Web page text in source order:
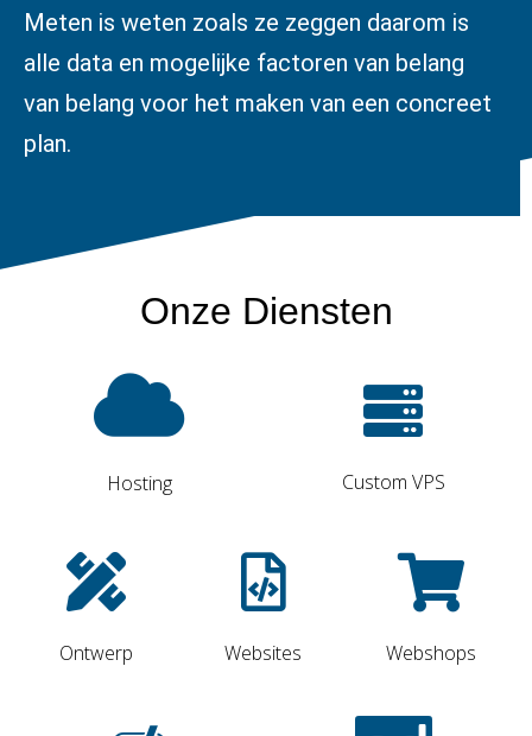
Meten is weten zoals ze zeggen daarom is
alle data en mogelijke factoren van belang
van belang voor het maken van een concreet
plan.
Onze Diensten
Hosting Custom VPS
Ontwerp Websites Webshops